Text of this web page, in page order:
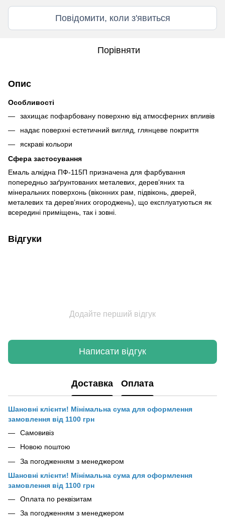
Повідомити, коли з'явиться
Порівняти
Опис
Особливості
захищає пофарбовану поверхню від атмосферних впливів
надає поверхні естетичний вигляд, глянцеве покриття
яскраві кольори
Сфера застосування
Емаль алкідна ПФ-115П призначена для фарбування
попередньо заґрунтованих металевих, дерев’яних та
мінеральних поверхонь (віконних рам, підвіконь, дверей,
металевих та дерев’яних огороджень), що експлуатуються як
всередині приміщень, так і зовні.
Відгуки
Додайте перший відгук
Написати відгук
Доставка Оплата
Шановні клієнти! Мінімальна сума для оформлення
замовлення від 1100 грн
Самовивіз
Новою поштою
За погодженням з менеджером
Шановні клієнти! Мінімальна сума для оформлення
замовлення від 1100 грн
Оплата по реквізитам
За погодженням з менеджером